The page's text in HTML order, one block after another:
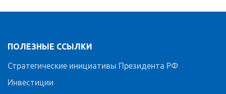
ПОЛЕЗНЫЕ ССЫЛКИ
Стратегические инициативы Президента РФ
Инвестиции